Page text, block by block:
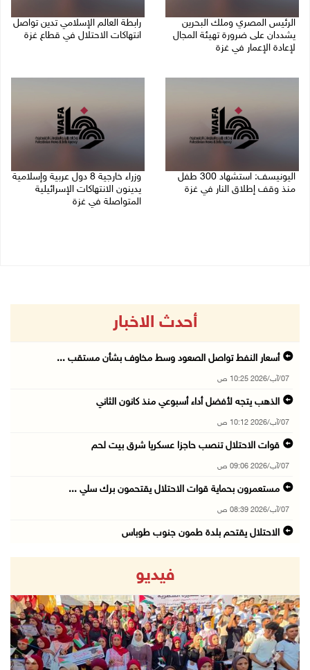
الرئيس المصري وملك البحرين
يشددان على ضرورة تهيئة المجال
لإعادة الإعمار في غزة
رابطة العالم الإسلامي تدين تواصل
انتهاكات الاحتلال في قطاع غزة
اليونيسف: استشهاد 300 طفل
منذ وقف إطلاق النار في غزة
وزراء خارجية 8 دول عربية وإسلامية
يدينون الانتهاكات الإسرائيلية
المتواصلة في غزة
أحدث الاخبار
أسعار النفط تواصل الصعود وسط مخاوف بشأن مستقب ...
07/آب/2026 10:25 ص
الذهب يتجه لأفضل أداء أسبوعي منذ كانون الثاني
07/آب/2026 10:12 ص
قوات الاحتلال تنصب حاجزا عسكريا شرق بيت لحم
07/آب/2026 09:06 ص
مستعمرون بحماية قوات الاحتلال يقتحمون برك سلي ...
07/آب/2026 08:39 ص
الاحتلال يقتحم بلدة طمون جنوب طوباس
محافظة القدس: انسحاب قوات الاحتلال من مخيم قل ...
07/آب/2026 08:23 ص
الطقس: أجواء صافية صيفية والحرارة حول معدلها ...
07/آب/2026 08:15 ص
تواصل انتهاكات الاحتلال والمستعمرين: اعتقالات ...
فيديو
Next